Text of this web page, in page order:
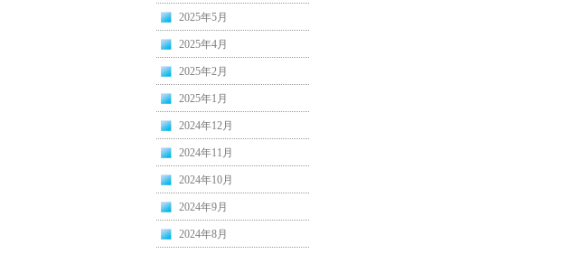
2025年5月
2025年4月
2025年2月
2025年1月
2024年12月
2024年11月
2024年10月
2024年9月
2024年8月